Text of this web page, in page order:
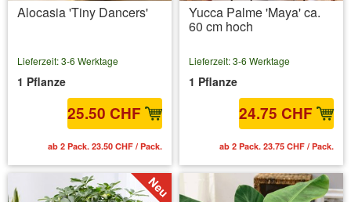
Alocasia 'Tiny Dancers'
Lieferzeit: 3-6 Werktage
1 Pflanze
25.50 CHF
ab 2 Pack. 23.50 CHF / Pack.
Yucca Palme 'Maya' ca.
60 cm hoch
Lieferzeit: 3-6 Werktage
1 Pflanze
24.75 CHF
ab 2 Pack. 23.75 CHF / Pack.